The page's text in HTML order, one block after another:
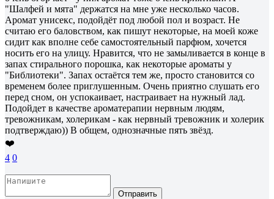
"Шалфей и мята" держатся на мне уже несколько часов.
Аромат унисекс, подойдёт под любой пол и возраст. Не
считаю его баловством, как пишут некоторые, на моей коже
сидит как вполне себе самостоятельный парфюм, хочется
носить его на улицу. Нравится, что не замыливается в конце в
запах стирального порошка, как некоторые ароматы у
"Библиотеки". Запах остаётся тем же, просто становится со
временем более приглушенным. Очень приятно слушать его
перед сном, он успокаивает, настраивает на нужный лад.
Подойдет в качестве ароматерапии нервным людям,
тревожникам, холерикам - как нервный тревожник и холерик
подтверждаю)) В общем, однозначные пять звёзд.
❤️
4 0
Отправить